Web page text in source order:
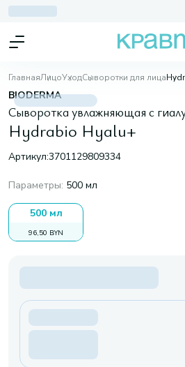
ГлавнаяЛицоУходСыворотки для лица
BIODERMA
Сыворотка увлажняющая с
Hydrabio Hyalu+
Артикул:3701129809334
Параметры: 500 мл
500 мл
96,50 BYN